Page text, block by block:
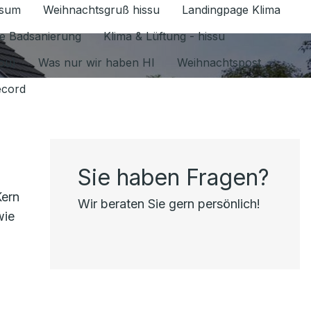
Datenschutz 1.6.2026 umschalten
Weihnachtsgruß hissu
Landingpage Klima
Badsanierung
Klima & Lüftung - hissu
Was nur wir haben HI
Weihnachtspost
Sie haben Fragen?
Wir beraten Sie gern persönlich!